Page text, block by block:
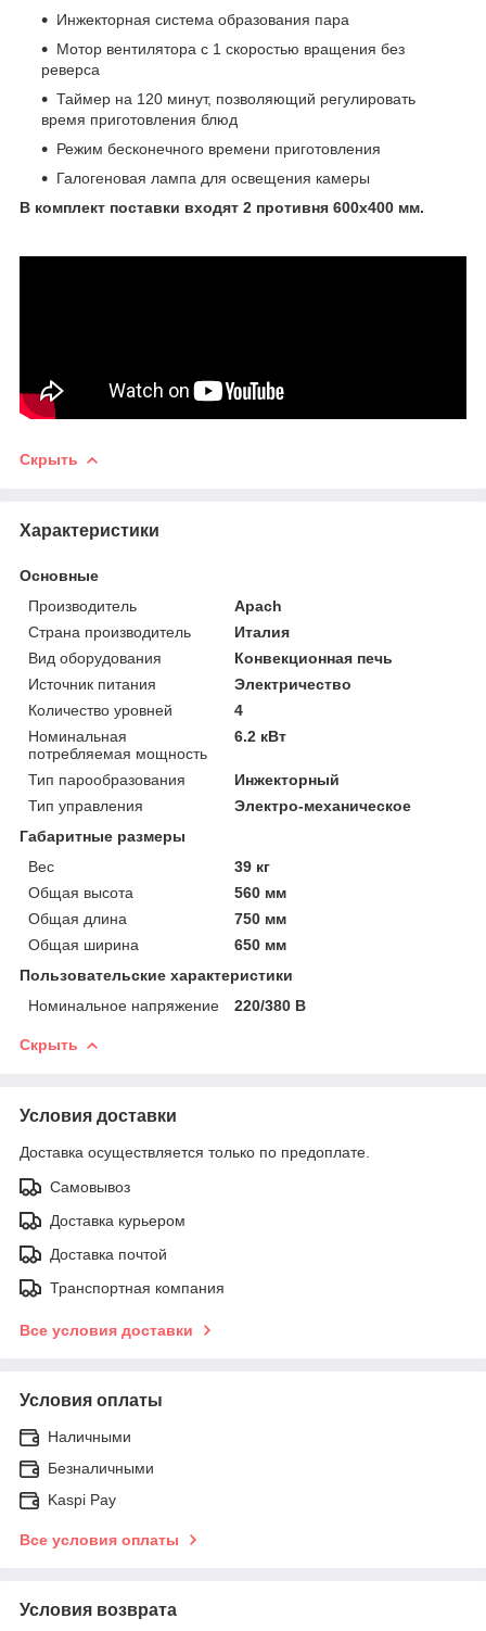
Инжекторная система образования пара
Мотор вентилятора с 1 скоростью вращения без
реверса
Таймер на 120 минут, позволяющий регулировать
время приготовления блюд
Режим бесконечного времени приготовления
Галогеновая лампа для освещения камеры
В комплект поставки входят 2 противня 600x400 мм.
Скрыть
Характеристики
Основные
Производитель
Apach
Страна производитель
Италия
Вид оборудования
Конвекционная печь
Источник питания
Электричество
Количество уровней
4
Номинальная
потребляемая мощность
6.2 кВт
Тип парообразования
Инжекторный
Тип управления
Электро-механическое
Габаритные размеры
Вес
39 кг
Общая высота
560 мм
Общая длина
750 мм
Общая ширина
650 мм
Пользовательские характеристики
Номинальное напряжение
220/380 В
Скрыть
Условия доставки
Доставка осуществляется только по предоплате.
Самовывоз
Доставка курьером
Доставка почтой
Транспортная компания
Все условия доставки
Условия оплаты
Наличными
Безналичными
Kaspi Pay
Все условия оплаты
Условия возврата